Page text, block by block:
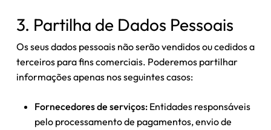
3. Partilha de Dados Pessoais
Os seus dados pessoais não serão vendidos ou cedidos a
terceiros para fins comerciais. Poderemos partilhar
informações apenas nos seguintes casos:
Fornecedores de serviços:Entidades responsáveis
pelo processamento de pagamentos, envio de